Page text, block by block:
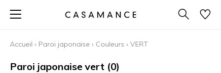
Accueil › Paroi japonaise › Couleurs › VERT
Paroi japonaise vert (0)